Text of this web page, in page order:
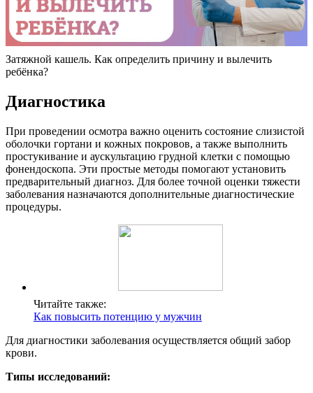
Затяжной кашель. Как определить причину и вылечить
ребёнка?
Диагностика
При проведении осмотра важно оценить состояние слизистой
оболочки гортани и кожных покровов, а также выполнить
простукивание и аускультацию грудной клетки с помощью
фонендоскопа. Эти простые методы помогают установить
предварительный диагноз. Для более точной оценки тяжести
заболевания назначаются дополнительные диагностические
процедуры.
Читайте также:
Как повысить потенцию у мужчин
Для диагностики заболевания осуществляется общий забор
крови.
Типы исследований: